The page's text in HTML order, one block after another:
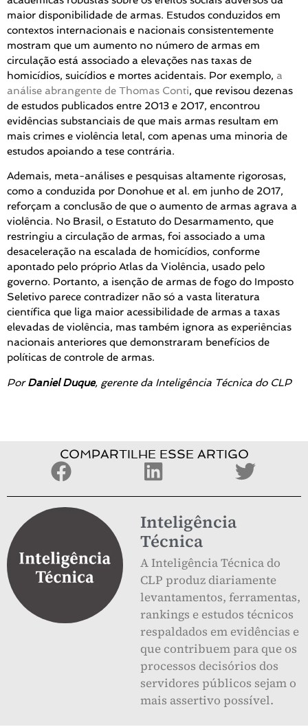
maior disponibilidade de armas. Estudos conduzidos em
contextos internacionais e nacionais consistentemente
mostram que um aumento no número de armas em
circulação está associado a elevações nas taxas de
homicídios, suicídios e mortes acidentais. Por exemplo, a
análise abrangente de Thomas Conti, que revisou dezenas
de estudos publicados entre 2013 e 2017, encontrou
evidências substanciais de que mais armas resultam em
mais crimes e violência letal, com apenas uma minoria de
estudos apoiando a tese contrária.
Ademais, meta-análises e pesquisas altamente rigorosas,
como a conduzida por Donohue et al. em junho de 2017,
reforçam a conclusão de que o aumento de armas agrava a
violência. No Brasil, o Estatuto do Desarmamento, que
restringiu a circulação de armas, foi associado a uma
desaceleração na escalada de homicídios, conforme
apontado pelo próprio Atlas da Violência, usado pelo
governo. Portanto, a isenção de armas de fogo do Imposto
Seletivo parece contradizer não só a vasta literatura
científica que liga maior acessibilidade de armas a taxas
elevadas de violência, mas também ignora as experiências
nacionais anteriores que demonstraram benefícios de
políticas de controle de armas.
PorDaniel Duque, gerente da Inteligência Técnica do CLP
COMPARTILHE ESSE ARTIGO
Inteligência
Técnica
A Inteligência Técnica do
CLP produz diariamente
levantamentos, ferramentas,
rankings e estudos técnicos
respaldados em evidências e
que contribuem para que os
processos decisórios dos
servidores públicos sejam o
mais assertivo possível.